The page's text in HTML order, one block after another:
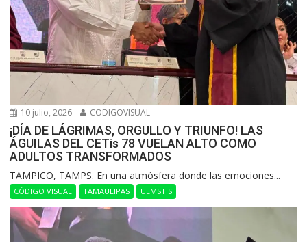
10 julio, 2026 CODIGOVISUAL
¡DÍA DE LÁGRIMAS, ORGULLO Y TRIUNFO! LAS
ÁGUILAS DEL CETis 78 VUELAN ALTO COMO
ADULTOS TRANSFORMADOS
​TAMPICO, TAMPS. En una atmósfera donde las emociones...
CÓDIGO VISUAL TAMAULIPAS UEMSTIS